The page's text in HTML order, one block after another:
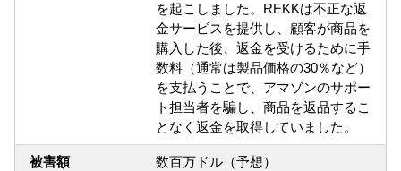
を起こしました。REKKは不正な返
金サービスを提供し、顧客が商品を
購入した後、返金を受けるために手
数料（通常は製品価格の30％など）
を支払うことで、アマゾンのサポー
ト担当者を騙し、商品を返品するこ
となく返金を取得していました。
被害額 数百万ドル（予想）